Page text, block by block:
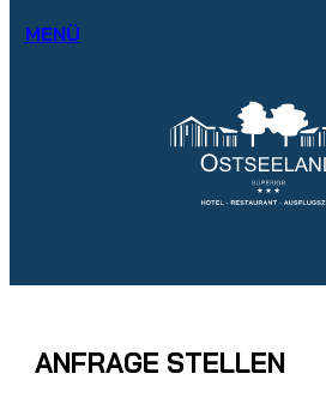
MENÜ
ANFRAGE STELLEN